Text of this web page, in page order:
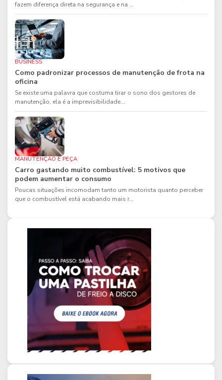
fazem diferença direta na segurança e na ...
BUSINESS
Como padronizar processos de manutenção de frota na
oficina
Se existe uma palavra que costuma tirar o sono dos gestores de
manutenção, ela é a imprevisibilidade...
MANUTENÇÃO E PEÇA
Carro gastando muito combustível: 5 motivos que
podem aumentar o consumo
Poucas situações incomodam tanto um motorista quanto perceber
que o combustível está acabando mais r...